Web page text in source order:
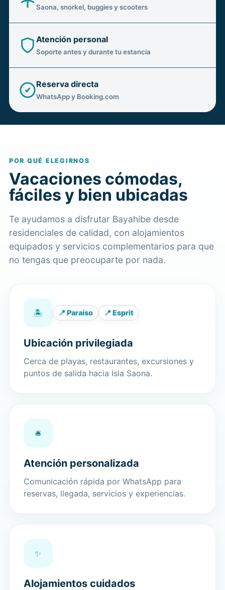
Saona, snorkel, buggies y scooters
Atención personal
Soporte antes y durante tu estancia
Reserva directa
WhatsApp y Booking.com
POR QUÉ ELEGIRNOS
Vacaciones cómodas,
fáciles y bien ubicadas
Te ayudamos a disfrutar Bayahibe desde
residenciales de calidad, con alojamientos
equipados y servicios complementarios para que
no tengas que preocuparte por nada.
🏝️ 📍 Paraíso 📍 Esprit
Ubicación privilegiada
Cerca de playas, restaurantes, excursiones y
puntos de salida hacia Isla Saona.
🛎️
Atención personalizada
Comunicación rápida por WhatsApp para
reservas, llegada, servicios y experiencias.
✨
Alojamientos cuidados